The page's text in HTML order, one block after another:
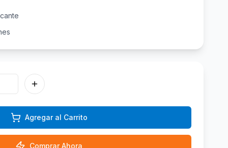
Agregar al Carrito
Comprar Ahora